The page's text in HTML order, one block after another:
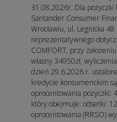
31.08.2026r. Dla
Santander Consumer
Wrocławiu, ul. Legnicka
reprezentatywnego
COMFORT, przy
własny 34950zł,
dzień 29.6.2026 r.
kredycie konsumenckim
oprocentowania pożyczki:
który obejmuje: odsetki:
oprocentowania (RRSO)